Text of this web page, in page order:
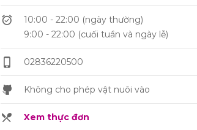
10:00 - 22:00 (ngày thường)
9:00 - 22:00 (cuối tuần và ngày lễ)
02836220500
Không cho phép vật nuôi vào
Xem thực đơn